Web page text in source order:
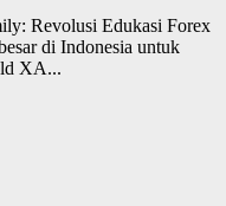
Revolusi Edukasi Forex
di Indonesia untuk
XA...